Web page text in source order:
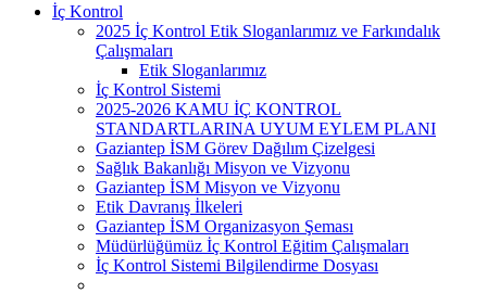
İç Kontrol
2025 İç Kontrol Etik Sloganlarımız ve Farkındalık
Çalışmaları
Etik Sloganlarımız
İç Kontrol Sistemi
2025-2026 KAMU İÇ KONTROL
STANDARTLARINA UYUM EYLEM PLANI
Gaziantep İSM Görev Dağılım Çizelgesi
Sağlık Bakanlığı Misyon ve Vizyonu
Gaziantep İSM Misyon ve Vizyonu
Etik Davranış İlkeleri
Gaziantep İSM Organizasyon Şeması
Müdürlüğümüz İç Kontrol Eğitim Çalışmaları
İç Kontrol Sistemi Bilgilendirme Dosyası